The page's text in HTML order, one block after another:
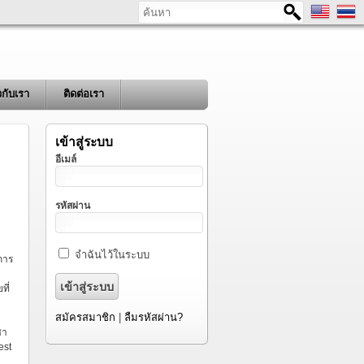
ค้นหา
กับเรา ติดต่อเรา
ร
ที่
เข้าสู่ระบบ
อีเมล์
รหัสผ่าน
จำฉันไว้ในระบบ
สมัครสมาชิก ลืมรหัสผ่าน?